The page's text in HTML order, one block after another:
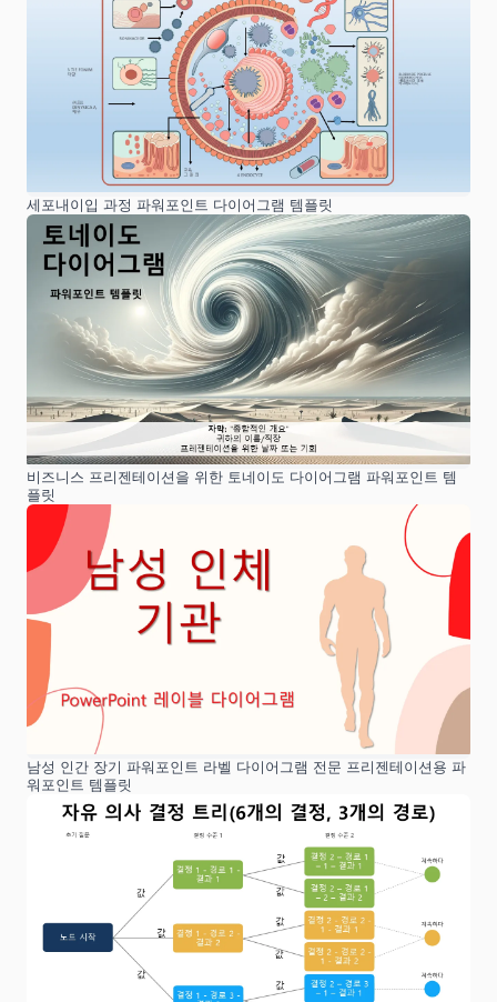
세포내이입 과정 파워포인트 다이어그램 템플릿
비즈니스 프리젠테이션을 위한 토네이도 다이어그램 파워포인트 템
플릿
남성 인간 장기 파워포인트 라벨 다이어그램 전문 프리젠테이션용 파
워포인트 템플릿